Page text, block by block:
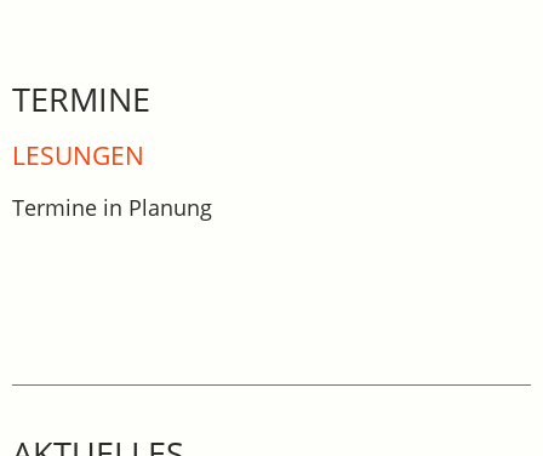
TERMINE
LESUNGEN
Termine in Planung